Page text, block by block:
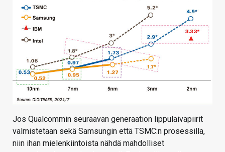
Jos Qualcommin seuraavan generaation lippulaivapiirit
valmistetaan sekä Samsungin että TSMC:n prosessilla,
niin ihan mielenkiintoista nähdä mahdolliset